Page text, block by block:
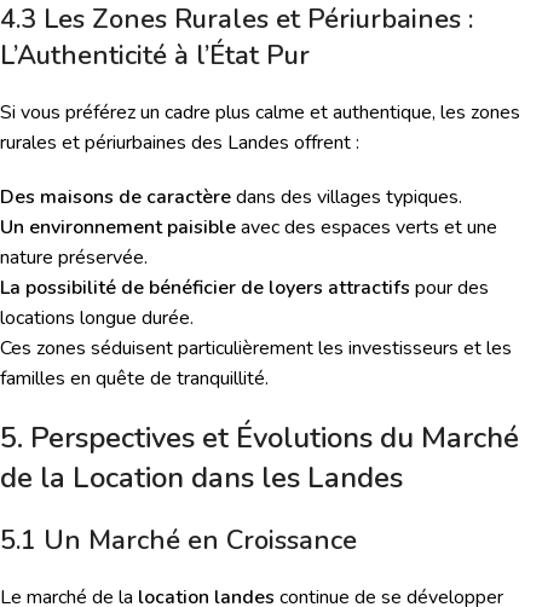
4.3 Les Zones Rurales et Périurbaines :
L’Authenticité à l’État Pur
Si vous préférez un cadre plus calme et authentique, les zones
rurales et périurbaines des Landes offrent :
Des maisons de caractèredans des villages typiques.
Un environnement paisibleavec des espaces verts et une
nature préservée.
La possibilité de bénéficier de loyers attractifs pour des
locations longue durée.
Ces zones séduisent particulièrement les investisseurs et les
familles en quête de tranquillité.
5. Perspectives et Évolutions du Marché
de la Location dans les Landes
5.1 Un Marché en Croissance
Le marché de la location landes continue de se développer